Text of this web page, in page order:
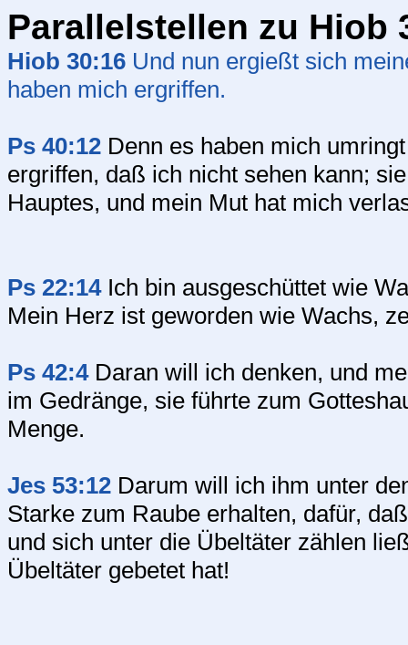
Parallelstellen zu Hiob
Hiob 30:16 Und nun ergießt sich
haben mich ergriffen.
Ps 40:12 Denn es haben mich
ergriffen, daß ich nicht sehen kann;
Hauptes, und mein Mut hat mich
Ps 22:14Ich bin ausgeschüttet wie
Mein Herz ist geworden wie Wachs,
Ps 42:4Daran will ich denken, und
im Gedränge, sie führte zum
Menge.
Jes 53:12 Darum will ich ihm unter
Starke zum Raube erhalten, dafür,
und sich unter die Übeltäter zählen
Übeltäter gebetet hat!